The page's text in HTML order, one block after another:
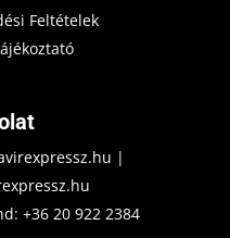
Feltételek
|
+36 20 922 2384